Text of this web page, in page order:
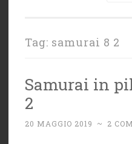
Tag: samurai 8 2
Samurai in
2
20 MAGGIO 2019 ~ 2